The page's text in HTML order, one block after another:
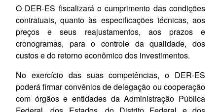
O DER-ES fiscalizará o cumprimento das condições
contratuais, quanto às especificações técnicas, aos
preços e seus reajustamentos, aos prazos e
cronogramas, para o controle da qualidade, dos
custos e do retorno econômico dos investimentos.
No exercício das suas competências, o DER-ES
poderá firmar convênios de delegação ou cooperação
com órgãos e entidades da Administração Pública